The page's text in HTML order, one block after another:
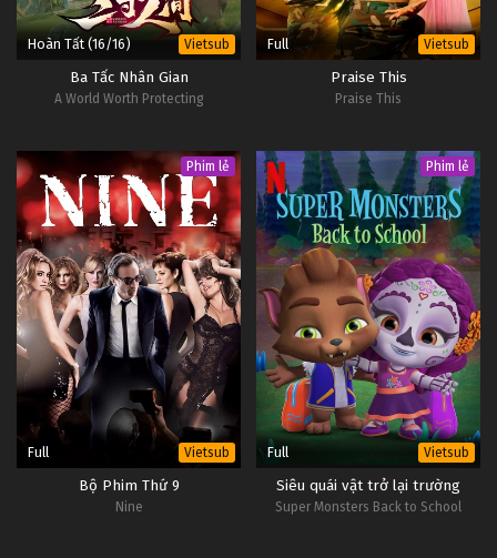
Hoàn Tất (16/16) Vietsub
Ba Tấc Nhân Gian
A World Worth Protecting
Full Vietsub
Praise This
Praise This
Phim lẻ
Full Vietsub
Bộ Phim Thứ 9
Nine
Phim lẻ
Full Vietsub
Siêu quái vật trở lại trường
Super Monsters Back to School